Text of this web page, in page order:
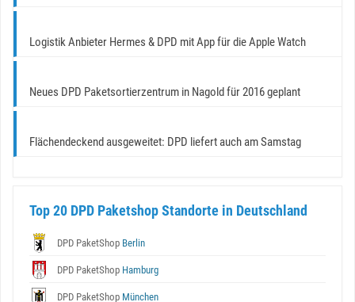
Logistik Anbieter Hermes & DPD mit App für die Apple Watch
Neues DPD Paketsortierzentrum in Nagold für 2016 geplant
Flächendeckend ausgeweitet: DPD liefert auch am Samstag
Top 20 DPD Paketshop Standorte in Deutschland
DPD PaketShop Berlin
DPD PaketShop Hamburg
DPD PaketShop München